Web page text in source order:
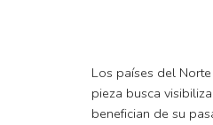
Los países del
pieza busca
benefician de su